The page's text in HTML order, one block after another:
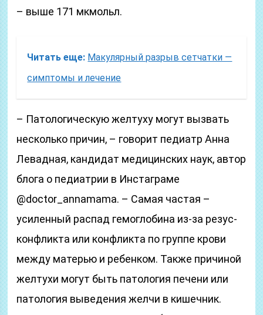
– выше 171 мкмольл.
Читать еще: Макулярный разрыв сетчатки —
симптомы и лечение
– Патологическую желтуху могут вызвать
несколько причин, – говорит педиатр Анна
Левадная, кандидат медицинских наук, автор
блога о педиатрии в Инстаграме
@doctor_annamama. – Самая частая –
усиленный распад гемоглобина из-за резус-
конфликта или конфликта по группе крови
между матерью и ребенком. Также причиной
желтухи могут быть патология печени или
патология выведения желчи в кишечник.